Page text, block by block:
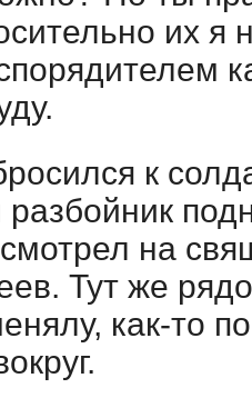
их
к
на
Тут же
как-то